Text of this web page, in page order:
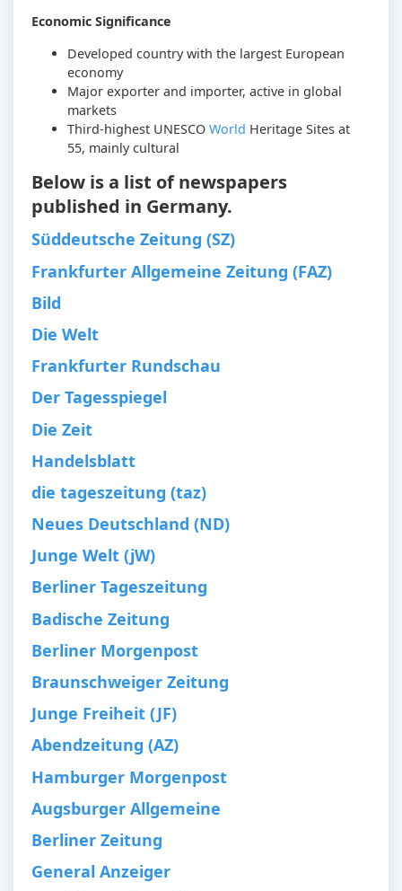
Economic Significance
Developed country with the largest European
economy
Major exporter and importer, active in global
markets
Third-highest UNESCO World Heritage Sites at
55, mainly cultural
Below is a list of newspapers
published in Germany.
Süddeutsche Zeitung (SZ)
Frankfurter Allgemeine Zeitung (FAZ)
Bild
Die Welt
Frankfurter Rundschau
Der Tagesspiegel
Die Zeit
Handelsblatt
die tageszeitung (taz)
Neues Deutschland (ND)
Junge Welt (jW)
Berliner Tageszeitung
Badische Zeitung
Berliner Morgenpost
Braunschweiger Zeitung
Junge Freiheit (JF)
Abendzeitung (AZ)
Hamburger Morgenpost
Augsburger Allgemeine
Berliner Zeitung
General Anzeiger